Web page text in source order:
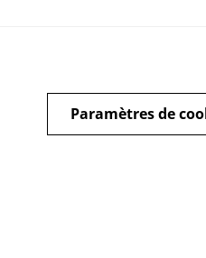
Cookie Policy
Paramètres de